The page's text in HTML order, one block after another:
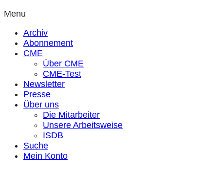
Menu
Archiv
Abonnement
CME
Über CME
CME-Test
Newsletter
Presse
Über uns
Die Mitarbeiter
Unsere Arbeitsweise
ISDB
Suche
Mein Konto